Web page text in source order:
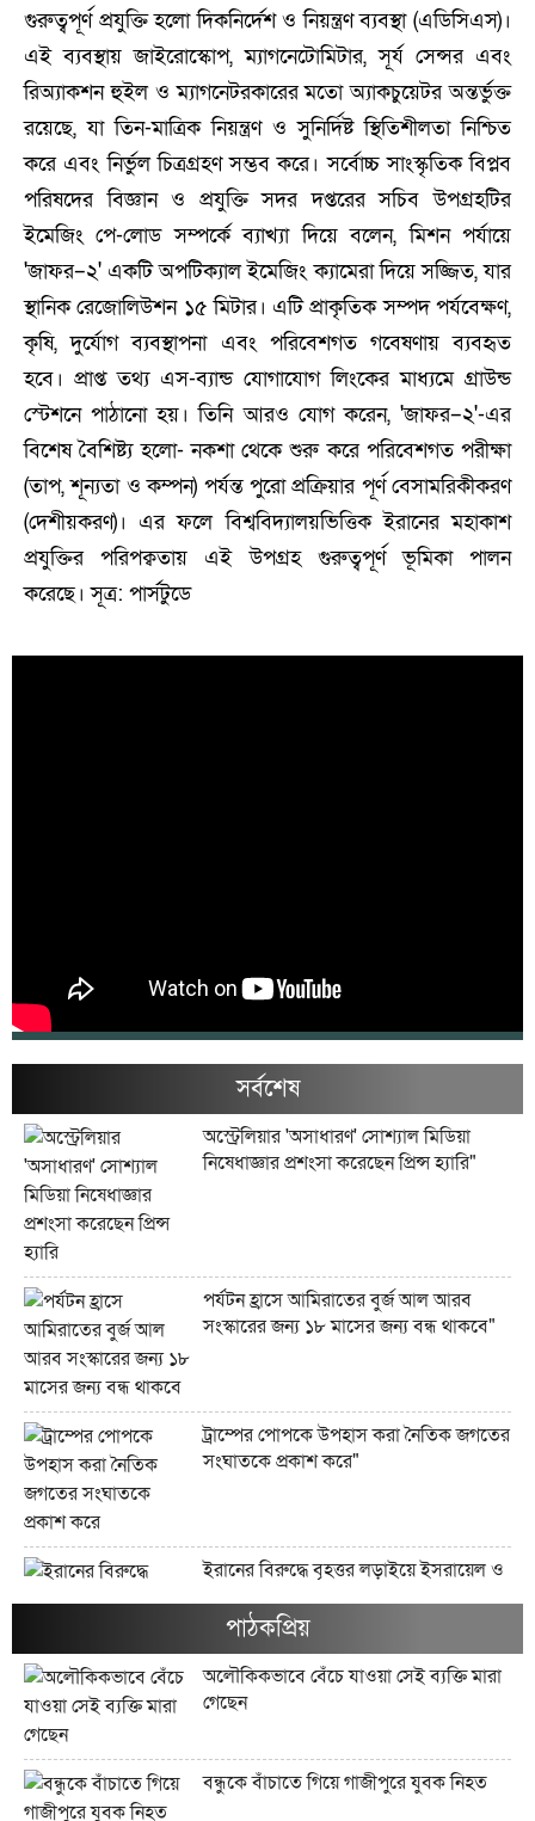
গুরুত্বপূর্ণ প্রযুক্তি হলো দিকনির্দেশ ও নিয়ন্ত্রণ ব্যবস্থা (এডিসিএস)।
এই ব্যবস্থায় জাইরোস্কোপ, ম্যাগনেটোমিটার, সূর্য সেন্সর এবং
রিঅ্যাকশন হুইল ও ম্যাগনেটরকারের মতো অ্যাকচুয়েটর অন্তর্ভুক্ত
রয়েছে, যা তিন-মাত্রিক নিয়ন্ত্রণ ও সুনির্দিষ্ট স্থিতিশীলতা নিশ্চিত
করে এবং নির্ভুল চিত্রগ্রহণ সম্ভব করে। সর্বোচ্চ সাংস্কৃতিক বিপ্লব
পরিষদের বিজ্ঞান ও প্রযুক্তি সদর দপ্তরের সচিব উপগ্রহটির
ইমেজিং পে-লোড সম্পর্কে ব্যাখ্যা দিয়ে বলেন, মিশন পর্যায়ে
'জাফর–২' একটি অপটিক্যাল ইমেজিং ক্যামেরা দিয়ে সজ্জিত, যার
স্থানিক রেজোলিউশন ১৫ মিটার। এটি প্রাকৃতিক সম্পদ পর্যবেক্ষণ,
কৃষি, দুর্যোগ ব্যবস্থাপনা এবং পরিবেশগত গবেষণায় ব্যবহৃত
হবে। প্রাপ্ত তথ্য এস-ব্যান্ড যোগাযোগ লিংকের মাধ্যমে গ্রাউন্ড
স্টেশনে পাঠানো হয়। তিনি আরও যোগ করেন, 'জাফর–২'-এর
বিশেষ বৈশিষ্ট্য হলো- নকশা থেকে শুরু করে পরিবেশগত পরীক্ষা
(তাপ, শূন্যতা ও কম্পন) পর্যন্ত পুরো প্রক্রিয়ার পূর্ণ বেসামরিকীকরণ
(দেশীয়করণ)। এর ফলে বিশ্ববিদ্যালয়ভিত্তিক ইরানের মহাকাশ
প্রযুক্তির পরিপক্বতায় এই উপগ্রহ গুরুত্বপূর্ণ ভূমিকা পালন
করেছে। সূত্র: পার্সটুডে
সর্বশেষ
অস্ট্রেলিয়ার 'অসাধারণ' সোশ্যাল মিডিয়া
নিষেধাজ্ঞার প্রশংসা করেছেন প্রিন্স হ্যারি"
পর্যটন হ্রাসে আমিরাতের বুর্জ আল আরব
সংস্কারের জন্য ১৮ মাসের জন্য বন্ধ থাকবে"
ট্রাম্পের পোপকে উপহাস করা নৈতিক জগতের
সংঘাতকে প্রকাশ করে"
ইরানের বিরুদ্ধে বৃহত্তর লড়াইয়ে ইসরায়েল ও
ইরানের জব্দকৃত ১০০ বিলিয়ন ডলারের
আছে?"
পাঠকপ্রিয়
অলৌকিকভাবে বেঁচে যাওয়া সেই ব্যক্তি মারা
গেছেন
বন্ধুকে বাঁচাতে গিয়ে গাজীপুরে যুবক নিহত